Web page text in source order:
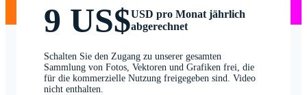
9 US$USD pro Monat jährlich
abgerechnet
Schalten Sie den Zugang zu unserer gesamten
Sammlung von Fotos, Vektoren und Grafiken frei, die
für die kommerzielle Nutzung freigegeben sind. Video
nicht enthalten.